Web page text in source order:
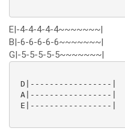
E|-4-4-4-4-4~~~~~~~|
B|-6-6-6-6-6~~~~~~~|
G|-5-5-5-5-5~~~~~~~|
D|-----------------|
A|-----------------|
E|-----------------|